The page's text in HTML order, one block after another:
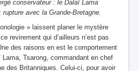
conservateur : le Dalaï Lama
avec la Grande-Bretagne.
» laissent planer le mystère
revirement qui d’ailleurs n’est pas
des raisons en est le comportement
Lama, Tsarong, commandant en chef
des Britanniques. Celui-ci, pour avoir